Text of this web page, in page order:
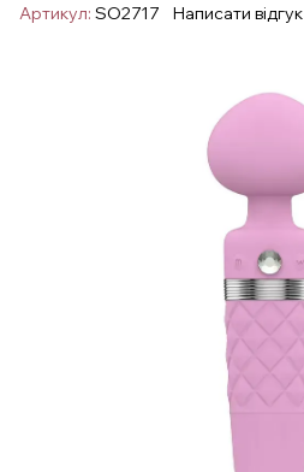
Артикул: SO2717 Написати відгук